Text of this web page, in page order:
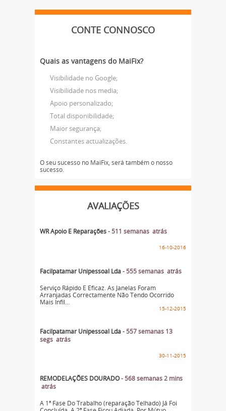
CONTE CONNOSCO
Quais as vantagens do MaiFix?
Visibilidade no Google;
Visibilidade nos media;
Apoio personalizado;
Total disponibilidade;
Maior segurança;
Constantes actualizações.
O seu sucesso no MaiFix, será também o nosso
sucesso.
AVALIAÇÕES
WR Apoio E Reparações - 511 semanas atrás
16-10-2016
Facilpatamar Unipessoal Lda - 555 semanas atrás
Serviço Rápido E Eficaz. As Janelas Foram
Arranjadas Correctamente Não Tendo Ocorrido
Mais Infil...
15-12-2015
Facilpatamar Unipessoal Lda - 557 semanas 13
segs atrás
30-11-2015
REMODELAÇÕES DOURADO - 568 semanas 2 mins
atrás
A 1ª Fase Do Trabalho (reparação Telhado) Já Foi